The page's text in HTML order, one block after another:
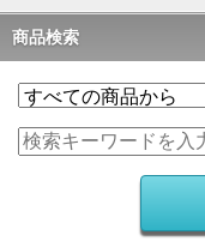
商品検索